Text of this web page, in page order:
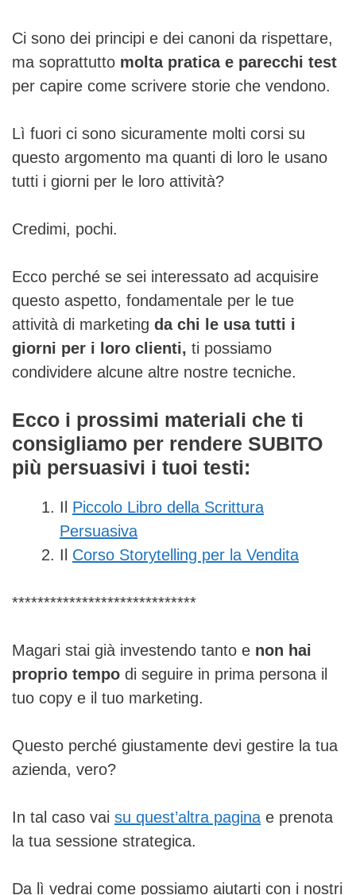
Ci sono dei principi e dei canoni da rispettare,
ma soprattutto molta pratica e parecchi test
per capire come scrivere storie che vendono.
Lì fuori ci sono sicuramente molti corsi su
questo argomento ma quanti di loro le usano
tutti i giorni per le loro attività?
Credimi, pochi.
Ecco perché se sei interessato ad acquisire
questo aspetto, fondamentale per le tue
attività di marketing da chi le usa tutti i
giorni per i loro clienti, ti possiamo
condividere alcune altre nostre tecniche.
Ecco i prossimi materiali che ti
consigliamo per rendere SUBITO
più persuasivi i tuoi testi:
Il Piccolo Libro della Scrittura
Persuasiva
Il Corso Storytelling per la Vendita
*****************************
Magari stai già investendo tanto e non hai
proprio tempo di seguire in prima persona il
tuo copy e il tuo marketing.
Questo perché giustamente devi gestire la tua
azienda, vero?
In tal caso vai su quest’altra pagina e prenota
la tua sessione strategica.
Da lì vedrai come possiamo aiutarti con i nostri